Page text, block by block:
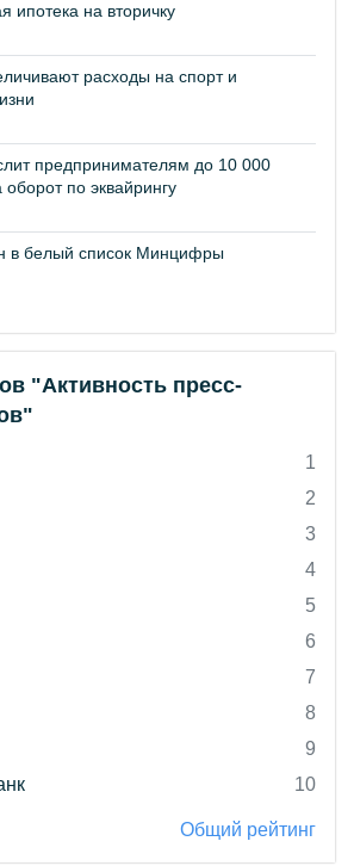
ипотека на вторичку
расходы на спорт и
предпринимателям до 10 000
оборот по эквайрингу
в белый список Минцифры
"Активность пресс-
1
2
3
4
5
6
7
8
9
10
Общий рейтинг